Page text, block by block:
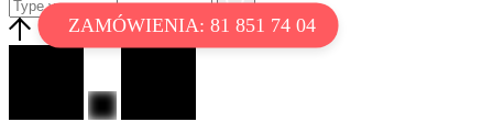
ZAMÓWIENIA: 81 851 74 04